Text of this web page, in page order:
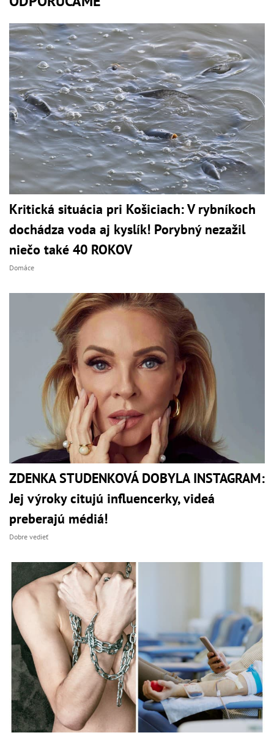
Kritická situácia pri Košiciach: V rybníkoch
dochádza voda aj kyslík! Porybný nezažil
niečo také 40 ROKOV
Domáce
ZDENKA STUDENKOVÁ DOBYLA INSTAGRAM:
Jej výroky citujú influencerky, videá
preberajú médiá!
Dobre vedieť